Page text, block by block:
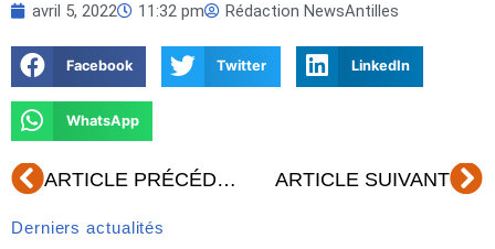
avril 5, 2022 11:32 pm Rédaction NewsAntilles
Facebook Twitter LinkedIn
WhatsApp
Précédent ARTICLE PRÉCÉDENT ARTICLE SUIVANT
Derniers actualités